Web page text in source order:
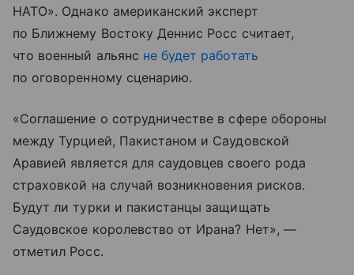
НАТО». Однако американский эксперт
по Ближнему Востоку Деннис Росс считает,
что военный альянс не будет работать
по оговоренному сценарию.
«Соглашение о сотрудничестве в сфере обороны
между Турцией, Пакистаном и Саудовской
Аравией является для саудовцев своего рода
страховкой на случай возникновения рисков.
Будут ли турки и пакистанцы защищать
Саудовское королевство от Ирана? Нет», —
отметил Росс.